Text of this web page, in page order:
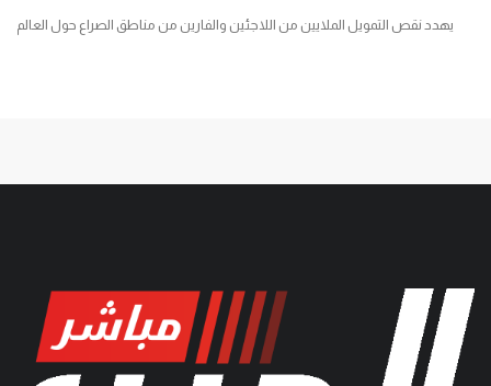
يهدد نقص التمويل الملايين من اللاجئين والفارين من مناطق الصراع حول العالم